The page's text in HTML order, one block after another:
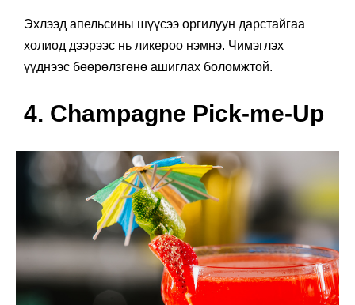
Эхлээд апельсины шүүсээ оргилуун дарстайгаа
холиод дээрээс нь ликероо нэмнэ. Чимэглэх
үүднээс бөөрөлзгөнө ашиглах боломжтой.
4. Champagne Pick-me-Up